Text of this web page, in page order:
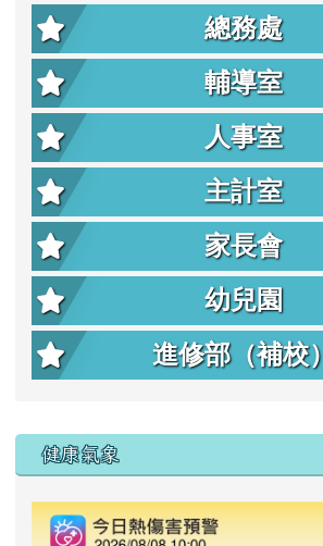
總務處
輔導室
人事室
主計室
家長會
幼兒園
進修部（補校）
右邊區域內容
健康氣象